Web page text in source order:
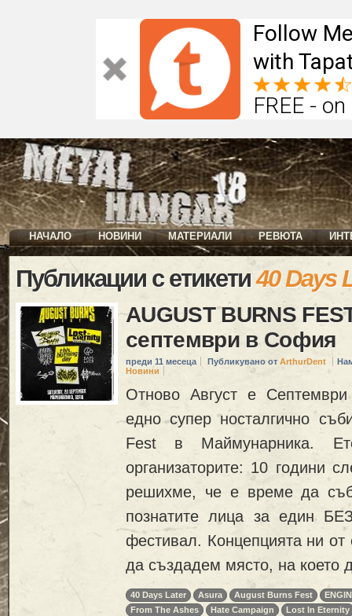
Follow
with
FREE -
НАЧАЛО НОВИНИ МАТЕРИАЛИ РЕВЮТА
Публикации с етикети40 Days
AUGUST BURNS
септември в София
преди 11 месеца Публикувано от ArthurDent
Новини
Отново Август е
едно супер носталгично
Fest в Маймунарника.
организаторите: 10 години
решихме, че е време да
познатите лица за един
фестивал. Концепцията ни
да създадем място, на което
40 Days Later Asura August Burns Fest
From The Ashes
Hate Campaign
Lost In Eternity